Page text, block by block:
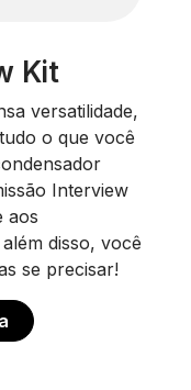
Kit
versatilidade,
o que você
Interview
aos
disso, você
se precisar!